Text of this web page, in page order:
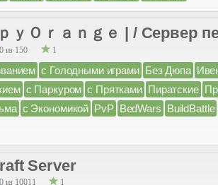
ｙＯｒａｎｇｅ | / Сервер
из 150 1
с Голодными играми Без Дюпа
с Паркуром с Прятками Пиратские
с Экономикой PvP BedWars BuildBattle
Server
из 10011 1